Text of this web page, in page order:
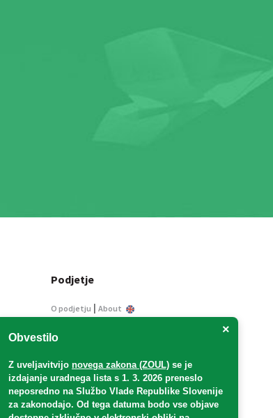
×
Obvestilo
Z uveljavitvijo novega zakona (ZOUL) se je
izdajanje uradnega lista s 1. 3. 2026 preneslo
neposredno na Službo Vlade Republike Slovenije
za zakonodajo. Od tega datuma bodo vse objave
Podjetje
O podjetju | About
Informacije javnega
Oglaševanje
Splošni pogoji
Izjava o varstvu osebnih